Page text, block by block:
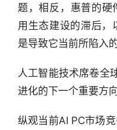
题，相反，惠普的硬
用生态建设的滞后，
是导致它当前所陷入
人工智能技术席卷全
进化的下一个重要方向
纵观当前AI PC市场